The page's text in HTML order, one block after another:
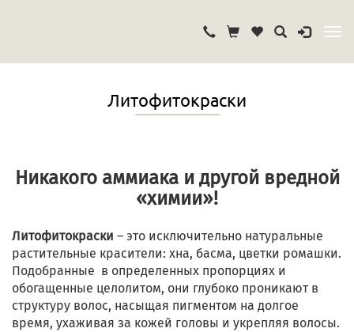
Литофитокраски
Никакого аммиака и другой вредной
«химии»!
Литофитокраски – это исключительно натуральные
растительные красители: хна, басма, цветки ромашки.
Подобранные в определенных пропорциях и
обогащенные целолитом, они глубоко проникают в
структуру волос, насыщая пигментом на долгое
время, ухаживая за кожей головы и укрепляя волосы.